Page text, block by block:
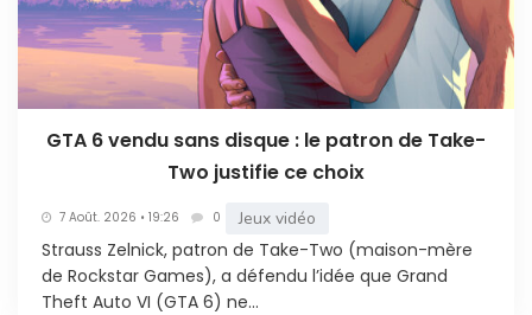
GTA 6 vendu sans disque : le patron de Take-
Two justifie ce choix
7 Août. 2026 • 19:26 0 Jeux vidéo
Strauss Zelnick, patron de Take-Two (maison-mère
de Rockstar Games), a défendu l’idée que Grand
Theft Auto VI (GTA 6) ne...